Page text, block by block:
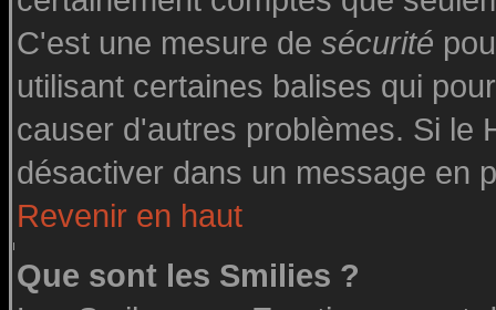
C'est une mesure de sécurité
utilisant certaines balises qui
causer d'autres problèmes. Si le
désactiver dans un message en
Revenir en haut
Que sont les Smilies ?